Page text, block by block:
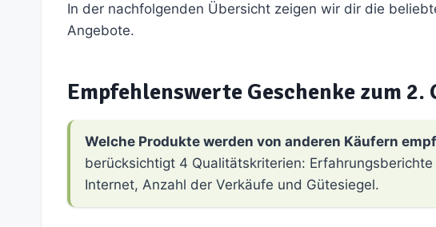
In der nachfolgenden Übersicht zeigen wir dir die
Angebote.
Empfehlenswerte Geschenke zum 2.
Welche Produkte werden von anderen Käufern
berücksichtigt 4 Qualitätskriterien:
Internet, Anzahl der Verkäufe und Gütesiegel.